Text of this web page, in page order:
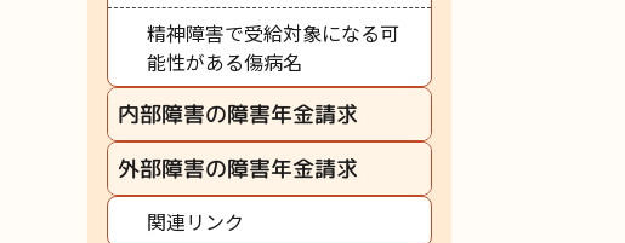
精神障害で受給対象になる可
能性がある傷病名
内部障害の障害年金請求
外部障害の障害年金請求
関連リンク